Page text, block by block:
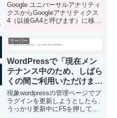
Google ユニバーサルアナリティ
クスからGoogleアナリティクス
4（以後GA4と呼びます）に移行
用しているのですが、どのドメイ
ンのファイル名やページタイトル
不便でしたネットで...
サーバー
WordPressで「現在メン
テナンス中のため、しばら
くの間ご利用いただけませ
ん。」と表示される
現象wordpressの管理ページでプ
ラグインを更新しようとしたら、
うっかり更新中にF5を押してし